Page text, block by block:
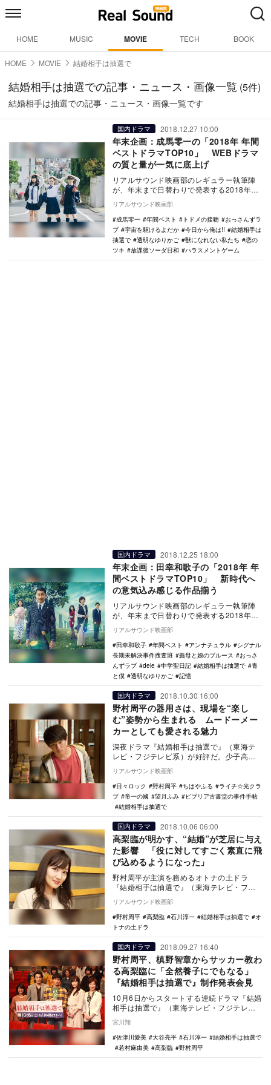
HOME MUSIC MOVIE TECH BOOK
HOME MOVIE 結婚相手は抽選で
結婚相手は抽選での記事・ニュース・画像一覧 (5件)
結婚相手は抽選での記事・ニュース・画像一覧です
国内ドラマ 2018.12.27 10:00
年末企画：成馬零一の「2018年 年間
ベストドラマTOP10」 WEBドラマ
の質と量が一気に底上げ
リアルサウンド映画部のレギュラー執筆陣
が、年末まで日替わりで発表する2018年の
年間ベスト企画。映画、国内ドラマ、海外
ドラマ、ア…
リアルサウンド映画部
成馬零一
年間ベスト トドメの接吻
おっさんずラ
ブ
宇宙を駆けるよだか 今日から俺は!!
結婚相手は
抽選で
透明なゆりかご 獣になれない私たち
恋の
ツキ
放課後ソーダ日和 ハラスメントゲーム
国内ドラマ 2018.12.25 18:00
年末企画：田幸和歌子の「2018年 年
間ベストドラマTOP10」 新時代へ
の意気込み感じる作品揃う
リアルサウンド映画部のレギュラー執筆陣
が、年末まで日替わりで発表する2018年の
年間ベスト企画。映画、国内ドラマ、海外
ドラマ、ア…
リアルサウンド映画部
田幸和歌子
年間ベスト アンナチュラル
シグナル
長期未解決事件捜査班
義母と娘のブルース
おっさ
んずラブ
dele 中学聖日記 結婚相手は抽選で
青
と僕
透明なゆりかご 記憶
国内ドラマ 2018.10.30 16:00
野村周平の器用さは、現場を“楽し
む”姿勢から生まれる ムードーメー
カーとしても愛される魅力
深夜ドラマ『結婚相手は抽選で』（東海テ
レビ・フジテレビ系）が好評だ。少子高齢
化に歯止めをかけるために、政府が「抽選
見合い結婚法」…
リアルサウンド映画部
日々ロック
野村周平 ちはやふる
ライチ☆光クラ
ブ
帝一の國 望月ふみ
ビブリア古書堂の事件手帖
結婚相手は抽選で
国内ドラマ 2018.10.06 06:00
高梨臨が明かす、“結婚”が芝居に与え
た影響 「役に対してすごく素直に飛
び込めるようになった」
野村周平が主演を務めるオトナの土ドラ
『結婚相手は抽選で』（東海テレビ・フジ
テレビ系）が10月6日からスタートする。垣
谷美雨の同名…
リアルサウンド映画部
野村周平
高梨臨 石川淳一 結婚相手は抽選で
オ
トナの土ドラ
国内ドラマ 2018.09.27 16:40
野村周平、槙野智章からサッカー教わ
る高梨臨に「全然養子にでもなる」
『結婚相手は抽選で』制作発表会見
10月6日からスタートする連続ドラマ『結婚
相手は抽選で』（東海テレビ・フジテレビ
系）の制作発表会見が、本日9月27日に東
京・フジ…
宮川翔
佐津川愛美
大谷亮平 石川淳一
結婚相手は抽選で
若村麻由美
高梨臨 野村周平